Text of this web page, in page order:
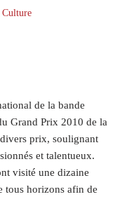
Culture
de la bande
Grand Prix 2010 de la
prix, soulignant
et talentueux.
visité une dizaine
tous horizons afin de